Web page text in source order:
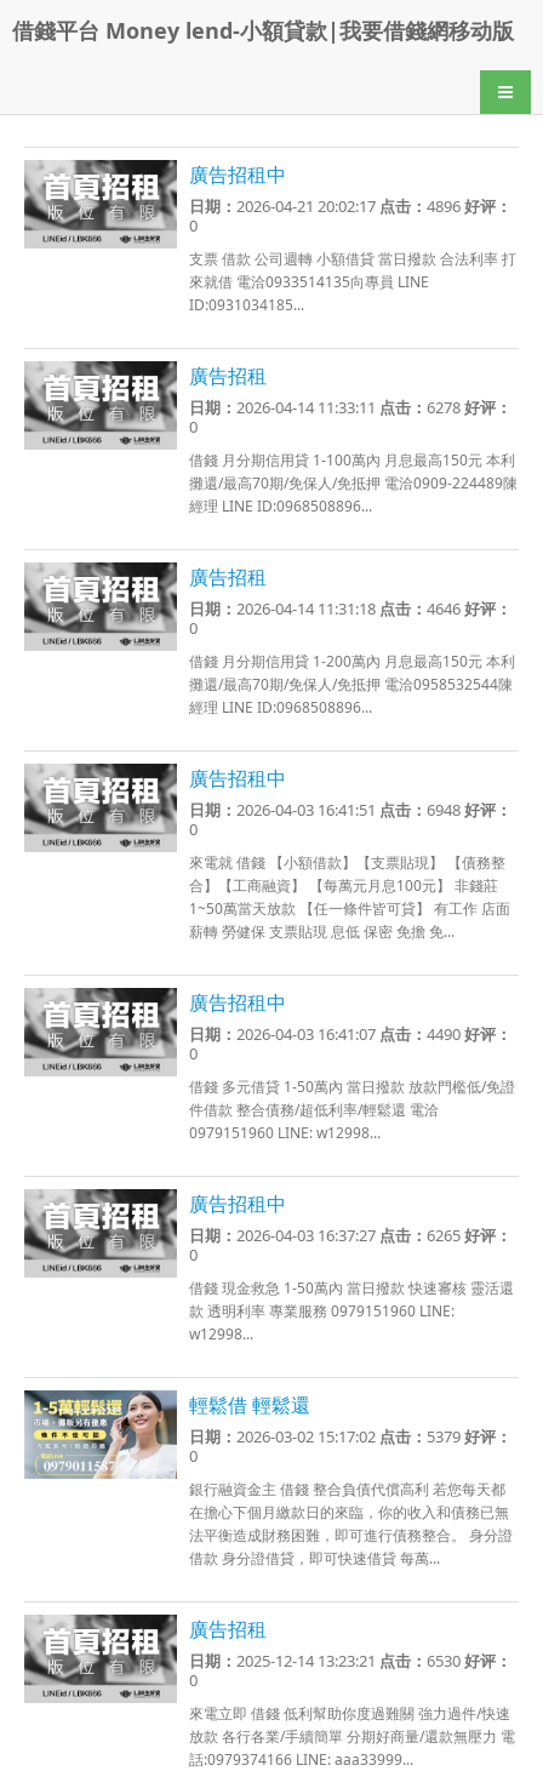
借錢平台 Money lend-小額貸款|我要借錢網移动版
导航
廣告招租中
日期： 2026-04-21 20:02:17 点击：4896好评：
0
支票 借款 公司週轉 小額借貸 當日撥款 合法利率 打
來就借 電洽0933514135向專員 LINE
ID:0931034185...
廣告招租
日期： 2026-04-14 11:33:11 点击：6278好评：
0
借錢 月分期信用貸 1-100萬內 月息最高150元 本利
攤還/最高70期/免保人/免抵押 電洽0909-224489陳
經理 LINE ID:0968508896...
廣告招租
日期： 2026-04-14 11:31:18 点击：4646好评：
0
借錢 月分期信用貸 1-200萬內 月息最高150元 本利
攤還/最高70期/免保人/免抵押 電洽0958532544陳
經理 LINE ID:0968508896...
廣告招租中
日期： 2026-04-03 16:41:51 点击：6948好评：
0
來電就 借錢 【小額借款】【支票貼現】 【債務整
合】【工商融資】 【每萬元月息100元】 非錢莊
1~50萬當天放款 【任一條件皆可貸】 有工作 店面
薪轉 勞健保 支票貼現 息低 保密 免擔 免...
廣告招租中
日期： 2026-04-03 16:41:07 点击：4490好评：
0
借錢 多元借貸 1-50萬內 當日撥款 放款門檻低/免證
件借款 整合債務/超低利率/輕鬆還 電洽
0979151960 LINE: w12998...
廣告招租中
日期： 2026-04-03 16:37:27 点击：6265好评：
0
借錢 現金救急 1-50萬內 當日撥款 快速審核 靈活還
款 透明利率 專業服務 0979151960 LINE:
w12998...
輕鬆借 輕鬆還
日期： 2026-03-02 15:17:02 点击： 5379好评：
0
銀行融資金主 借錢 整合負債代償高利 若您每天都
在擔心下個月繳款日的來臨，你的收入和債務已無
法平衡造成財務困難，即可進行債務整合。 身分證
借款 身分證借貸，即可快速借貸 每萬...
廣告招租
日期： 2025-12-14 13:23:21 点击：6530好评：
0
來電立即 借錢 低利幫助你度過難關 強力過件/快速
放款 各行各業/手續簡單 分期好商量/還款無壓力 電
話:0979374166 LINE: aaa33999...